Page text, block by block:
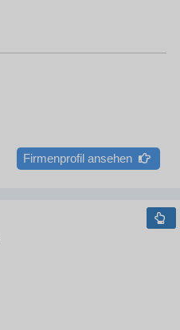
Firmenprofil ansehen